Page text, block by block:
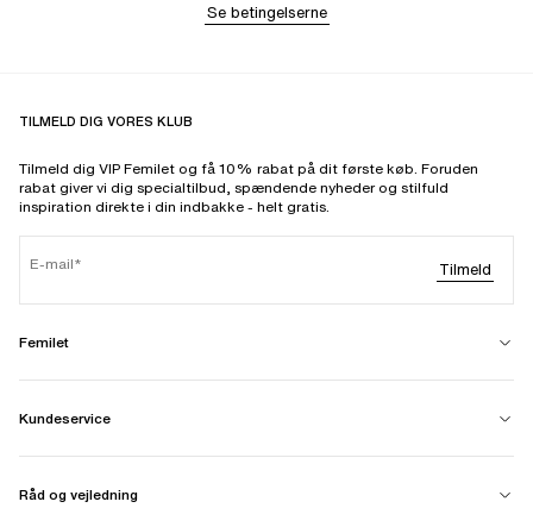
Se betingelserne
TILMELD DIG VORES KLUB
Tilmeld dig VIP Femilet og få 10% rabat på dit første køb. Foruden
rabat giver vi dig specialtilbud, spændende nyheder og stilfuld
inspiration direkte i din indbakke - helt gratis.
E-mail Tilmeld
Femilet
Kundeservice
Råd og vejledning